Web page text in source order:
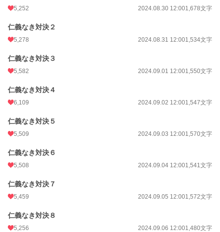
5,252 2024.08.30 12:001,678文字
仁義なき対決２
5,278 2024.08.31 12:001,534文字
仁義なき対決３
5,582 2024.09.01 12:001,550文字
仁義なき対決４
6,109 2024.09.02 12:001,547文字
仁義なき対決５
5,509 2024.09.03 12:001,570文字
仁義なき対決６
5,508 2024.09.04 12:001,541文字
仁義なき対決７
5,459 2024.09.05 12:001,572文字
仁義なき対決８
5,256 2024.09.06 12:001,480文字